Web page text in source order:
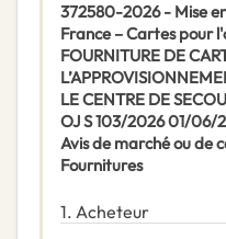
372580-2026 - Mise
France – Cartes pour
FOURNITURE DE
LE CENTRE DE
OJ S 103/2026 01/06/
Avis de marché ou de
Fournitures
1. Acheteur